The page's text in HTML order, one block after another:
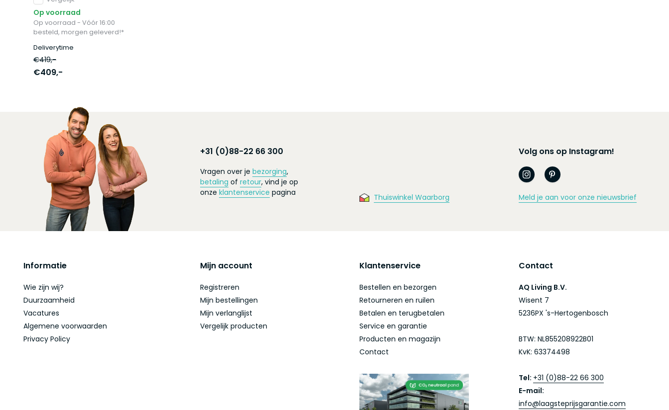
Op voorraad
Op voorraad - Vóór 16:00
besteld, morgen geleverd!*
Deliverytime
€419,-
€409,-
+31 (0)88-22 66 300
Vragen over je bezorging,
betaling of retour, vind je op
onze klantenservice pagina Thuiswinkel Waarborg
Volg ons op Instagram!
Meld je aan voor onze nieuwsbrief
Informatie
Wie zijn wij?
Duurzaamheid
Vacatures
Algemene voorwaarden
Privacy Policy
Mijn account
Registreren
Mijn bestellingen
Mijn verlanglijst
Vergelijk producten
Klantenservice
Bestellen en bezorgen
Retourneren en ruilen
Betalen en terugbetalen
Service en garantie
Producten en magazijn
Contact
Contact
AQ Living B.V.
Wisent 7
5236PX 's-Hertogenbosch
BTW: NL855208922B01
KvK: 63374498
Tel: +31 (0)88-22 66 300
E-mail:
info@laagsteprijsgarantie.com